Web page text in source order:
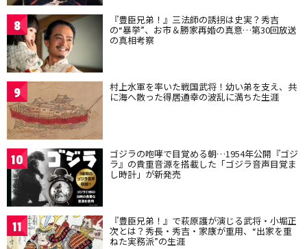
8 『豊臣兄弟！』三法師の誘拐は史実？秀吉
の“暴挙”、お市＆勝家再婚の真意…第30回放送
の真相考察
9 村上水軍を率いた戦国武将！幼い弟を支え、共
に海へ散った得居通幸の波乱に満ちた生涯
10 ゴジラの咆哮で目覚める朝…1954年公開『ゴジ
ラ』の貴重音源を搭載した「ゴジラ音声目覚ま
し時計」が新発売
11 『豊臣兄弟！』で萩原護が演じる武将・小堀正
次とは？秀長・秀吉・家康が重用、“出家を重
ねた実務派”の生涯